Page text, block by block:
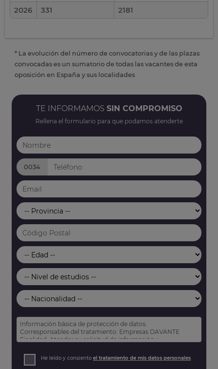
2026
331 2181
* La evolución del número de convocatorias y de las plazas
convocadas es un sumatorio de todas las vacantes de esta
oposición en España y sus localidades
TE INFORMAMOS SIN COMPROMISO
Rellena el formulario para que podamos atenderte
0034
Información básica de protección de datos:
Corresponsables del tratamiento: Empresas DAVANTE
Finalidad: Atender su solicitud de información y
Derechos: Puede acceder, rectificar y suprimir sus datos,
así como otros derechos tal y como se explica en nuestra
He leído y consiento el tratamiento de mis datos personales